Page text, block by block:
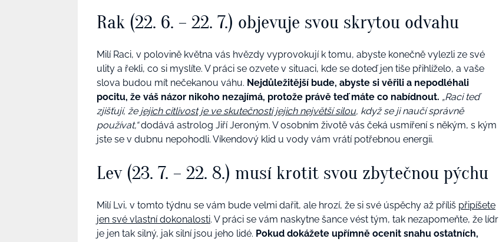
Rak (22. 6. – 22. 7.) objevuje svou skrytou odvahu
Milí Raci, v polovině května vás hvězdy vyprovokují k tomu, abyste konečně vylezli ze své
ulity a řekli, co si myslíte. V práci se ozvete v situaci, kde se doteď jen tiše přihlíželo, a vaše
slova budou mít nečekanou váhu. Nejdůležitější bude, abyste si věřili a nepodléhali
pocitu, že váš názor nikoho nezajímá, protože právě teď máte co nabídnout. „Raci teď
zjišťují, že jejich citlivost je ve skutečnosti jejich největší silou, když se ji naučí správně
používat,“dodává astrolog Jiří Jeroným. V osobním životě vás čeká usmíření s někým, s kým
jste se v dubnu nepohodli. Víkendový klid u vody vám vrátí potřebnou energii.
Lev (23. 7. – 22. 8.) musí krotit svou zbytečnou pýchu
Milí Lvi, v tomto týdnu se vám bude velmi dařit, ale hrozí, že si své úspěchy až příliš připíšete
jen své vlastní dokonalosti. V práci se vám naskytne šance vést tým, tak nezapomeňte, že lídr
je jen tak silný, jak silní jsou jeho lidé. Pokud dokážete upřímně ocenit snahu ostatních,